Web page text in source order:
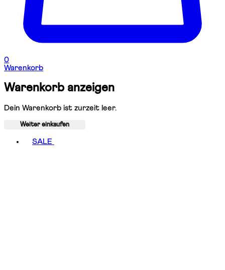
0
Warenkorb
Warenkorb anzeigen
Dein Warenkorb ist zurzeit leer.
Weiter einkaufen
SALE